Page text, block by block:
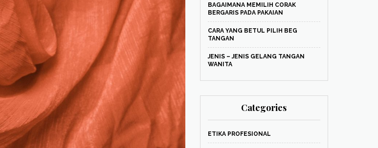
BAGAIMANA MEMILIH CORAK
BERGARIS PADA PAKAIAN
CARA YANG BETUL PILIH BEG
TANGAN
JENIS – JENIS GELANG TANGAN
WANITA
Categories
ETIKA PROFESIONAL